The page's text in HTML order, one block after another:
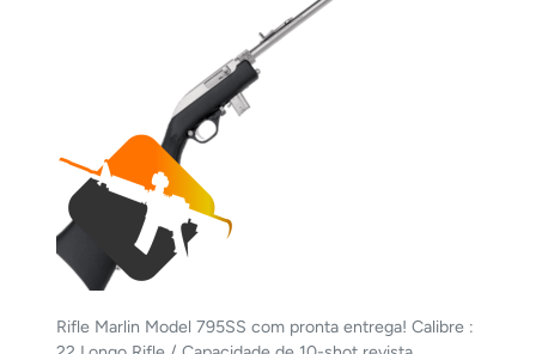
Rifle Marlin Model 795SS com pronta entrega! Calibre :